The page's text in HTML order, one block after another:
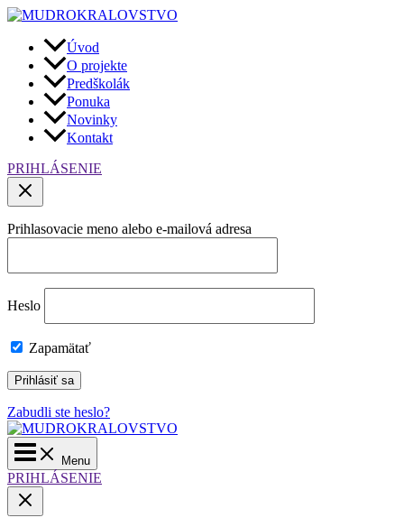
Preskočiť
obsah
Úvod
O projekte
Predškolák
Ponuka
Novinky
Kontakt
PRIHLÁSENIE
Prihlasovacie meno alebo e-mailová adresa
Heslo
Zapamätať
Zabudli ste heslo?
Main
Menu
Menu
PRIHLÁSENIE